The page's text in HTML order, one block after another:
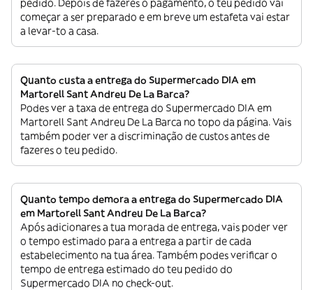
começar a ser preparado e em breve um estafeta vai estar
a levar-to a casa.
Quanto custa a entrega do Supermercado DIA em
Martorell Sant Andreu De La Barca?
Podes ver a taxa de entrega do Supermercado DIA em
Martorell Sant Andreu De La Barca no topo da página. Vais
também poder ver a discriminação de custos antes de
fazeres o teu pedido.
Quanto tempo demora a entrega do Supermercado DIA
em Martorell Sant Andreu De La Barca?
Após adicionares a tua morada de entrega, vais poder ver
o tempo estimado para a entrega a partir de cada
estabelecimento na tua área. Também podes verificar o
tempo de entrega estimado do teu pedido do
Supermercado DIA no check-out.